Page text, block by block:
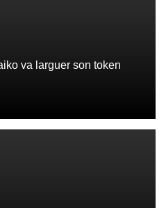
va larguer son token